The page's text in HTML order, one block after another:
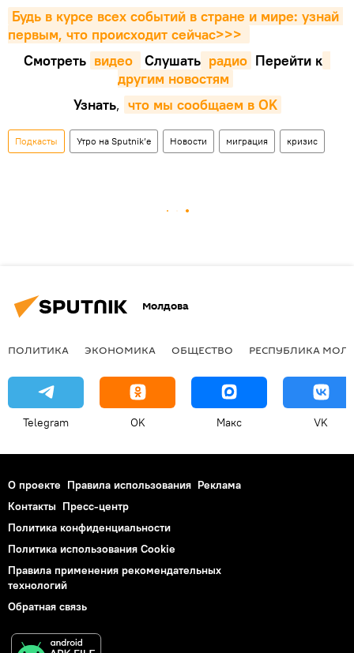
Будь в курсе всех событий в стране и мире: узнай
первым, что происходит сейчаc>>>
Смотреть видео Cлушать радио Перейти к
другим новостям
Узнать, что мы сообщаем в OK
Подкасты Утро на Sputnik’e Новости миграция кризис
Молдова
ПОЛИТИКА ЭКОНОМИКА ОБЩЕСТВО РЕСПУБЛИКА
Telegram OK Макс VK
О проекте Правила использования Реклама
Контакты Пресс-центр
Политика конфиденциальности
Политика использования Cookie
Правила применения рекомендательных
технологий
Обратная связь